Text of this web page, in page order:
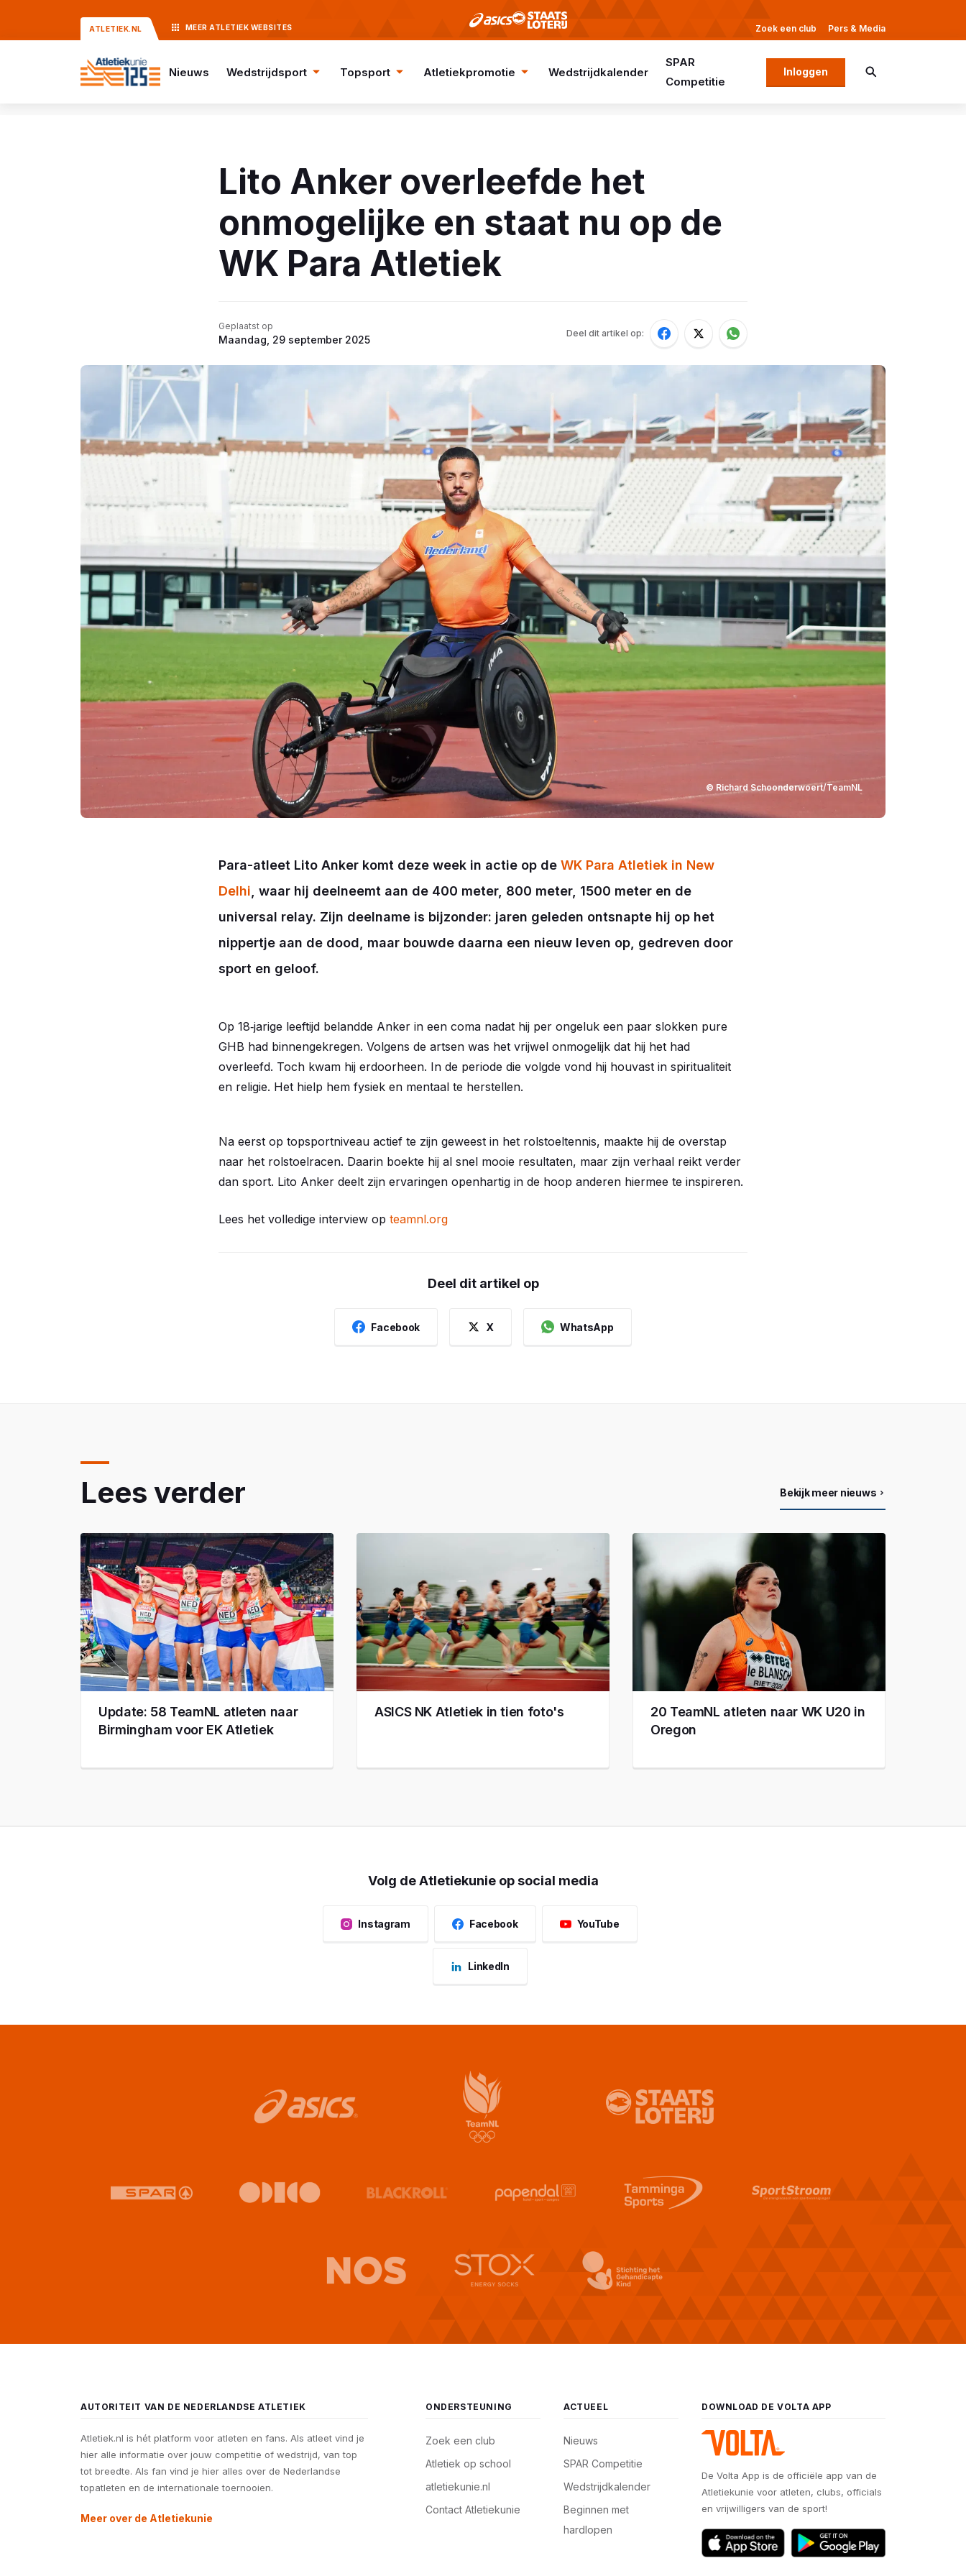
ATLETIEK.NL MEER ATLETIEK WEBSITES Zoek een club Pers & Media
Nieuws Wedstrijdsport Topsport Atletiekpromotie Wedstrijdkalender
SPAR
Competitie
Inloggen
Lito Anker overleefde het
onmogelijke en staat nu op de
WK Para Atletiek
Geplaatst op
Maandag, 29 september 2025
Deel dit artikel op:
© Richard Schoonderwoert/TeamNL
Para-atleet Lito Anker komt deze week in actie op de WK Para Atletiek in New
Delhi , waar hij deelneemt aan de 400 meter, 800 meter, 1500 meter en de
universal relay. Zijn deelname is bijzonder: jaren geleden ontsnapte hij op het
nippertje aan de dood, maar bouwde daarna een nieuw leven op, gedreven door
sport en geloof.
Op 18‑jarige leeftijd belandde Anker in een coma nadat hij per ongeluk een paar slokken pure
GHB had binnengekregen. Volgens de artsen was het vrijwel onmogelijk dat hij het had
overleefd. Toch kwam hij erdoorheen. In de periode die volgde vond hij houvast in spiritualiteit
en religie. Het hielp hem fysiek en mentaal te herstellen.
Na eerst op topsportniveau actief te zijn geweest in het rolstoeltennis, maakte hij de overstap
naar het rolstoelracen. Daarin boekte hij al snel mooie resultaten, maar zijn verhaal reikt verder
dan sport. Lito Anker deelt zijn ervaringen openhartig in de hoop anderen hiermee te inspireren.
Lees het volledige interview op teamnl.org
Deel dit artikel op
Facebook X WhatsApp
Lees verder Bekijk meer nieuws
Update: 58 TeamNL atleten naar
Birmingham voor EK Atletiek
ASICS NK Atletiek in tien foto's
20 TeamNL atleten naar WK U20 in
Oregon
Volg de Atletiekunie op social media
Instagram Facebook YouTube
LinkedIn
AUTORITEIT VAN DE NEDERLANDSE ATLETIEK
Atletiek.nl is hét platform voor atleten en fans. Als atleet vind je
hier alle informatie over jouw competitie of wedstrijd, van top
tot breedte. Als fan vind je hier alles over de Nederlandse
topatleten en de internationale toernooien.
Meer over de Atletiekunie
ONDERSTEUNING
Zoek een club
Atletiek op school
atletiekunie.nl
Contact Atletiekunie
ACTUEEL
Nieuws
SPAR Competitie
Wedstrijdkalender
Beginnen met
hardlopen
DOWNLOAD DE VOLTA APP
De Volta App is de officiële app van de
Atletiekunie voor atleten, clubs, officials
en vrijwilligers van de sport!